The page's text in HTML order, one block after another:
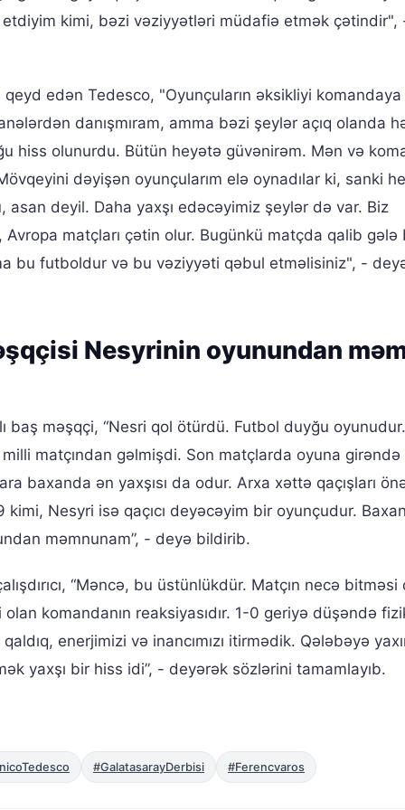
kimi, bəzi vəziyyətləri müdafiə etmək çətindir",
edən Tedesco, "Oyunçuların əksikliyi
danışmıram, amma bəzi şeylər açıq olanda
hiss olunurdu. Bütün heyətə güvənirəm. Mən və
dəyişən oyunçularım elə oynadılar ki, sanki
deyil. Daha yaxşı edəcəyimiz şeylər də var. Biz
matçları çətin olur. Bugünkü matçda qalib gələ
bu futboldur və bu vəziyyəti qəbul etməlisiniz", -
Nesyrinin oyunundan
baş məşqçi, “Nesri qol ötürdü. Futbol duyğu
matçından gəlmişdi. Son matçlarda oyuna girəndə
baxanda ən yaxşısı da odur. Arxa xəttə qaçışları
Nesyri isə qaçıcı deyəcəyim bir oyunçudur.
məmnunam”, - deyə bildirib.
“Məncə, bu üstünlükdür. Matçın necə bitməsi
komandanın reaksiyasıdır. 1-0 geriyə düşəndə
enerjimizi və inancımızı itirmədik. Qələbəyə
yaxşı bir hiss idi”, - deyərək sözlərini tamamlayıb.
#GalatasarayDerbisi #Ferencvaros